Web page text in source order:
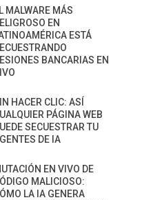
IA
CÓMO LOS HACKERS
MANIPULAN GITHUB
COPILOT DENTRO DE VS
MALWARE MÁS
EN
ESTÁ
BANCARIAS EN
HACER CLIC: ASÍ
PÁGINA WEB
SECUESTRAR TU
DE IA
EN VIVO DE
MALICIOSO:
LA IA GENERA